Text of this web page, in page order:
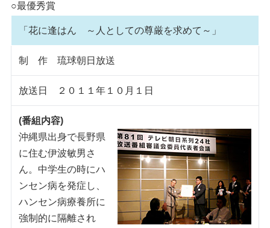
○最優秀賞
「花に逢はん ～人としての尊厳を求めて～」
制 作 琉球朝日放送
放送日 ２０１１年１０月１日
(番組内容)
沖縄県出身で長野県
に住む伊波敏男さ
ん。中学生の時にハ
ンセン病を発症し、
ハンセン病療養所に
強制的に隔離され